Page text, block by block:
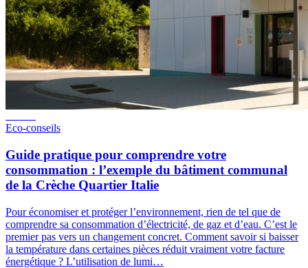
Eco-conseils
Guide pratique pour comprendre votre
consommation : l’exemple du bâtiment communal
de la Crèche Quartier Italie
Pour économiser et protéger l’environnement, rien de tel que de
comprendre sa consommation d’électricité, de gaz et d’eau. C’est le
premier pas vers un changement concret. Comment savoir si baisser
la température dans certaines pièces réduit vraiment votre facture
énergétique ? L’utilisation de lumi…